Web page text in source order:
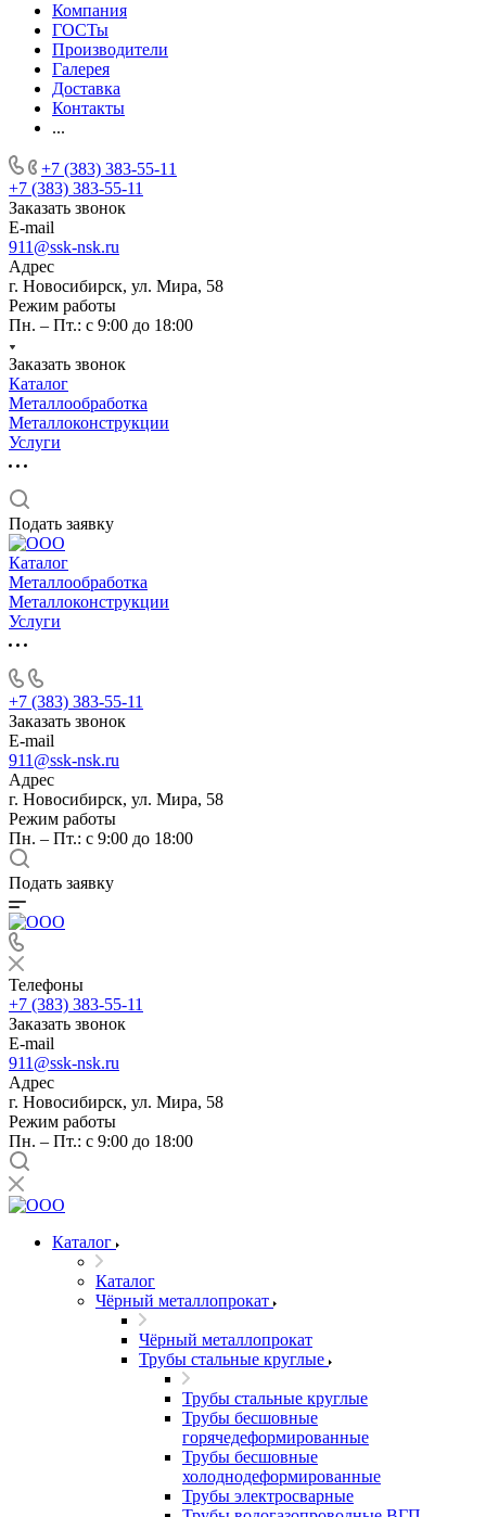
Компания
ГОСТы
Производители
Галерея
Доставка
Контакты
...
+7 (383) 383-55-11
+7 (383) 383-55-11
Заказать звонок
E-mail
911@ssk-nsk.ru
Адрес
г. Новосибирск, ул. Мира, 58
Режим работы
Пн. – Пт.: с 9:00 до 18:00
Заказать звонок
Каталог
Металлообработка
Металлоконструкции
Услуги
Подать заявку
Каталог
Металлообработка
Металлоконструкции
Услуги
+7 (383) 383-55-11
Заказать звонок
E-mail
911@ssk-nsk.ru
Адрес
г. Новосибирск, ул. Мира, 58
Режим работы
Пн. – Пт.: с 9:00 до 18:00
Подать заявку
Телефоны
+7 (383) 383-55-11
Заказать звонок
E-mail
911@ssk-nsk.ru
Адрес
г. Новосибирск, ул. Мира, 58
Режим работы
Пн. – Пт.: с 9:00 до 18:00
Каталог
Каталог
Чёрный металлопрокат
Чёрный металлопрокат
Трубы стальные круглые
Трубы стальные круглые
Трубы бесшовные
горячедеформированные
Трубы бесшовные
холоднодеформированные
Трубы электросварные